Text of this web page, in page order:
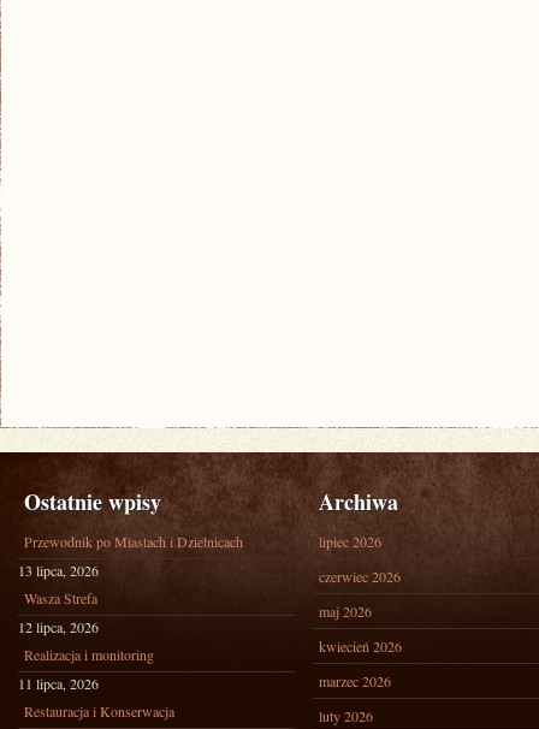
Ostatnie wpisy
Przewodnik po Miastach i Dzielnicach
13 lipca, 2026
Wasza Strefa
12 lipca, 2026
Realizacja i monitoring
11 lipca, 2026
Restauracja i Konserwacja
Archiwa
lipiec 2026
czerwiec 2026
maj 2026
kwiecień 2026
marzec 2026
luty 2026